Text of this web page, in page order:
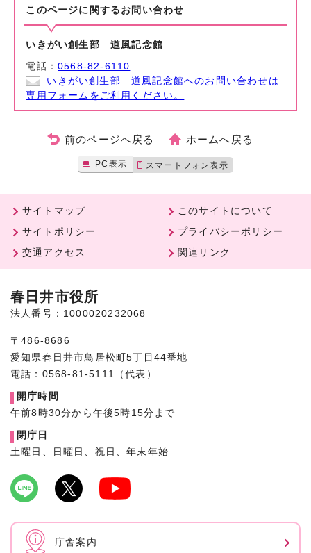
このページに関する お問い合わせ
いきがい創生部 道風記念館
電話：0568-82-6110
いきがい創生部 道風記念館へのお問い合わせは
専用フォームをご利用ください。
前のページへ戻る ホームへ戻る
PC表示 スマートフォン表示
サイトマップ
このサイトについて
サイトポリシー
プライバシーポリシー
交通アクセス
関連リンク
春日井市役所
法人番号：1000020232068
〒486-8686
愛知県春日井市鳥居松町5丁目44番地
電話：0568-81-5111（代表）
開庁時間
午前8時30分から午後5時15分まで
閉庁日
土曜日、日曜日、祝日、年末年始
庁舎案内